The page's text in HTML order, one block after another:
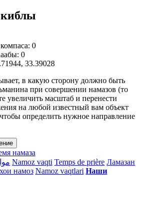
0
0
, 33.39028
в какую сторону должно быть
при совершении намазов (то
увеличить масштаб и перенести
на любой известный вам объект
определить нужное направление
намаза
Namoz vaqti Temps de prière Ламазан
намоз Namoz vaqtlari Наши